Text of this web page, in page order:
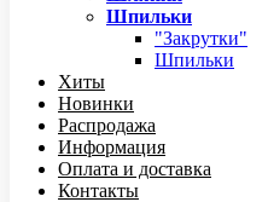
Шпильки
"Закрутки"
Шпильки
Хиты
Новинки
Распродажа
Информация
Оплата и доставка
Контакты